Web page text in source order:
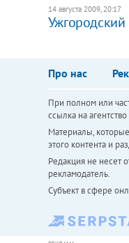
14 августа 2009, 20:17
Ужгородский
Про нас
При полном или
ссылка на
Материалы,
этого контента и
Редакция не несет
рекламодатель.
Субъект в сфере